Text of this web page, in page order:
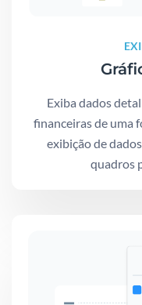
Exiba dados
financeiras de uma
exibição de
quadros